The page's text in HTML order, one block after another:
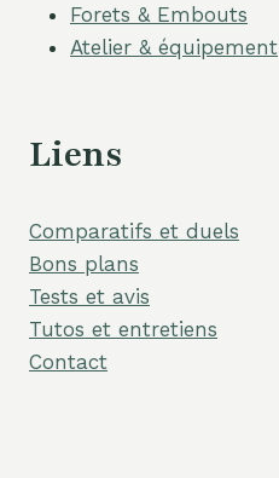
Forets & Embouts
Atelier & équipement
Liens
Comparatifs et duels
Bons plans
Tests et avis
Tutos et entretiens
Contact